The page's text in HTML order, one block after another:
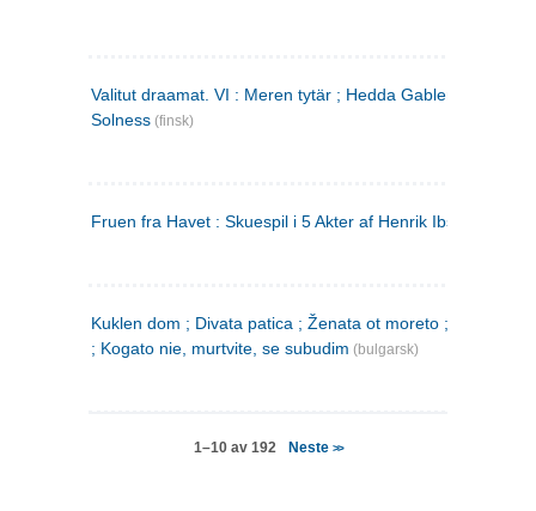
Valitut draamat. VI : Meren tytär ; Hedda Gabler ;
Solness (finsk)
Fruen fra Havet : Skuespil i 5 Akter af Henrik Ibsen
Kuklen dom ; Divata patica ; Ženata ot moreto ; Malkijat
; Kogato nie, murtvite, se subudim (bulgarsk)
1–10 av 192 Neste >>